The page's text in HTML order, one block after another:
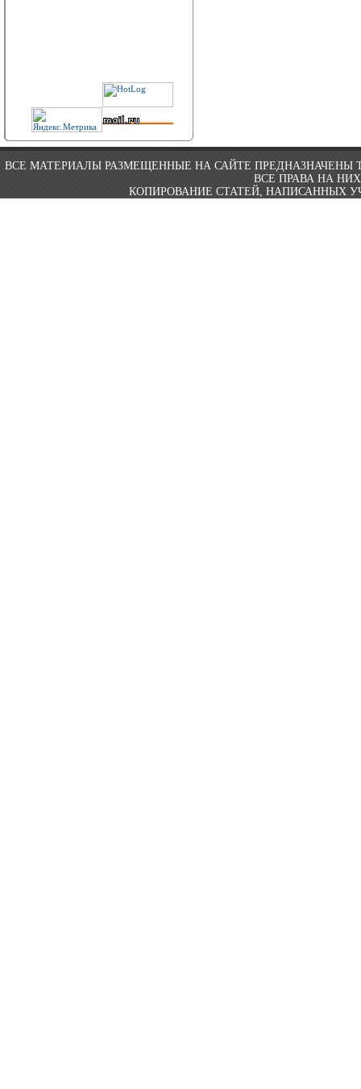
ВСЕ МАТЕРИАЛЫ РАЗМЕЩЕННЫЕ НА САЙТЕ ПРЕДНАЗНАЧЕНЫ
ВСЕ ПРАВА НА
КОПИРОВАНИЕ СТАТЕЙ, НАПИСАННЫХ